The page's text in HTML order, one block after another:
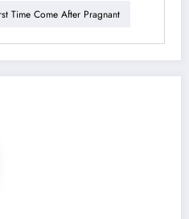
Time Come After Pragnant